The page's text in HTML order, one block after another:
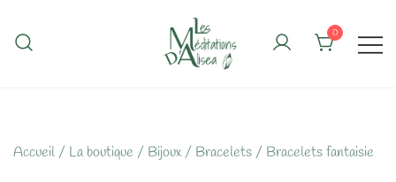
content
0
Accueil / La boutique / Bijoux/ Bracelets / Bracelets fantaisie